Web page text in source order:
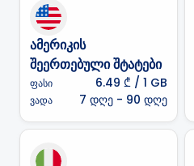
ამერიკის
შეერთებული შტატები
ფასი 6.49 ₾ / 1 GB
ვადა 7 დღე - 90 დღე